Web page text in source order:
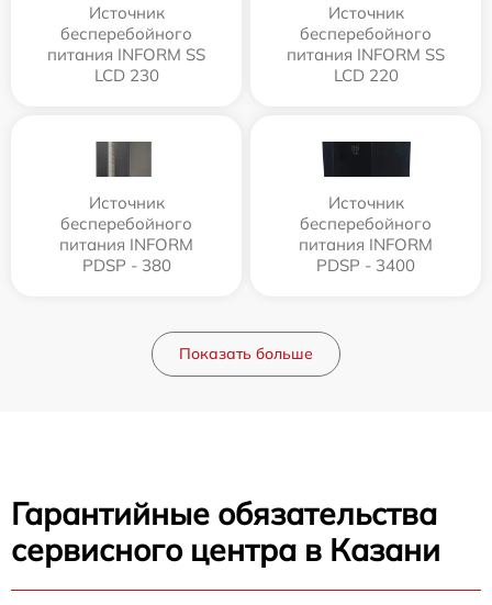
Источник
бесперебойного
питания INFORM SS
LCD 230
Источник
бесперебойного
питания INFORM SS
LCD 220
Источник
бесперебойного
питания INFORM
PDSP - 380
Источник
бесперебойного
питания INFORM
PDSP - 3400
Показать больше
Гарантийные обязательства
сервисного центра в Казани